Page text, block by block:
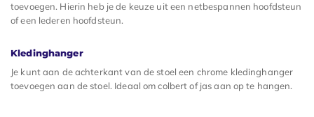
toevoegen. Hierin heb je de keuze uit een netbespannen hoofdsteun
of een lederen hoofdsteun.
Kledinghanger
Je kunt aan de achterkant van de stoel een chrome kledinghanger
toevoegen aan de stoel. Ideaal om colbert of jas aan op te hangen.